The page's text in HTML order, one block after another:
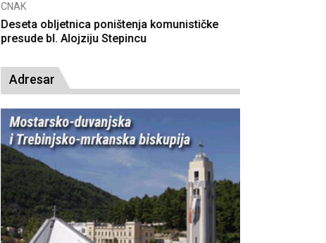
CNAK
Deseta obljetnica poništenja komunističke
presude bl. Alojziju Stepincu
Adresar